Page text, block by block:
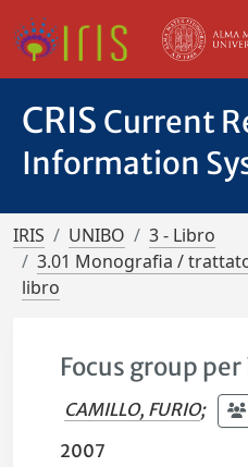
CRIS Current
Information
IRIS UNIBO
3 - Libro
3.01 Monografia /
libro
Focus group
CAMILLO, FURIO;
2007